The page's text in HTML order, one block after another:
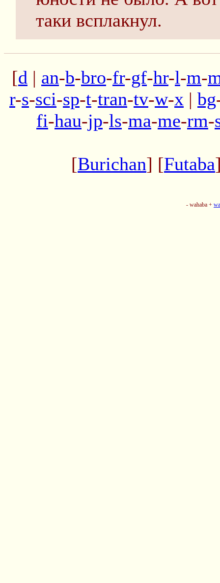
таки всплакнул.
[d | an-b-bro-fr-gf-hr-l-m-
r-s-sci-sp-t-tran-tv-w-x | bg
fi-hau-jp-ls-ma-me-rm-
[Burichan] [Futaba
- wahaba +